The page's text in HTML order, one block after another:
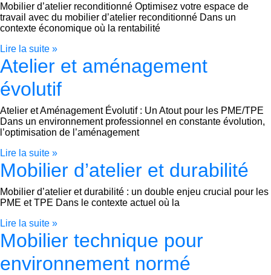
Mobilier d’atelier reconditionné Optimisez votre espace de
travail avec du mobilier d’atelier reconditionné Dans un
contexte économique où la rentabilité
Lire la suite »
Atelier et aménagement
évolutif
Atelier et Aménagement Évolutif : Un Atout pour les PME/TPE
Dans un environnement professionnel en constante évolution,
l’optimisation de l’aménagement
Lire la suite »
Mobilier d’atelier et durabilité
Mobilier d’atelier et durabilité : un double enjeu crucial pour les
PME et TPE Dans le contexte actuel où la
Lire la suite »
Mobilier technique pour
environnement normé